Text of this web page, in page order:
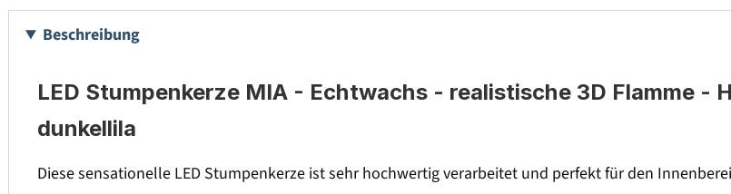
Beschreibung
LED Stumpenkerze MIA - Echtwachs - realistische 3D Flamme -
dunkellila
Diese sensationelle LED Stumpenkerze ist sehr hochwertig verarbeitet und perfekt für den